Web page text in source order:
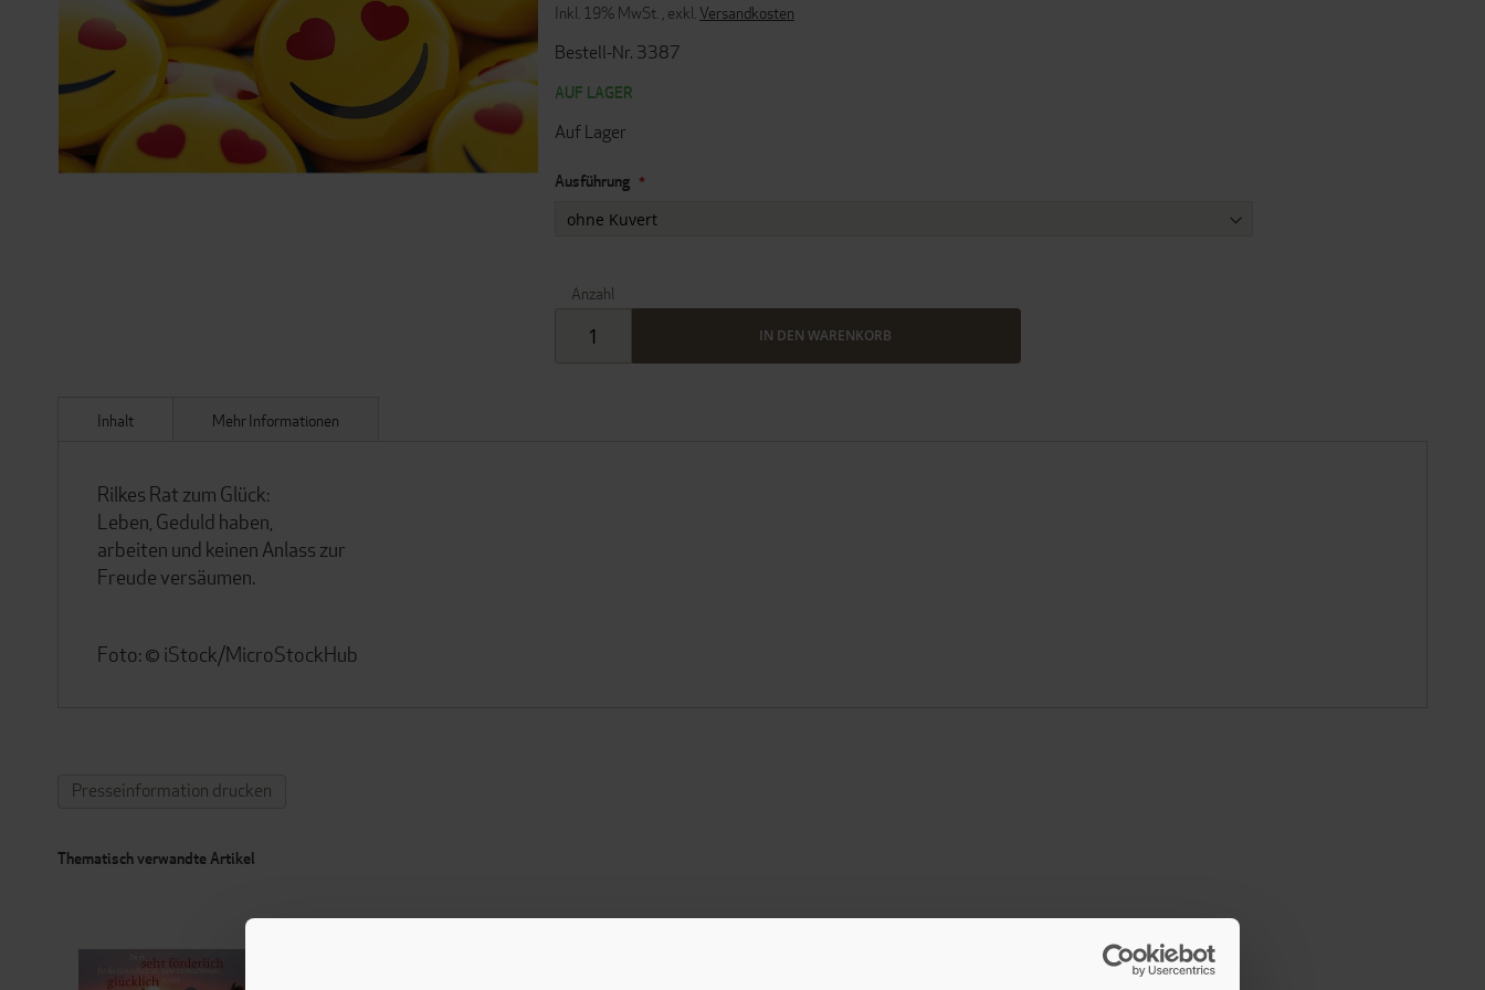
Inkl. 19% MwSt. , exkl. Versandkosten
Bestell-Nr. 3387
AUF LAGER
Auf Lager
Ausführung
Anzahl
IN DEN WARENKORB
Inhalt
Rilkes Rat zum Glück:
Leben, Geduld haben,
arbeiten und keinen Anlass zur
Freude versäumen.
Foto: © iStock/MicroStockHub
Mehr Informationen
Presseinformation drucken
Thematisch verwandte Artikel